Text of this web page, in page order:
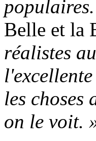
Belle et la
réalistes
les choses
on le voit.